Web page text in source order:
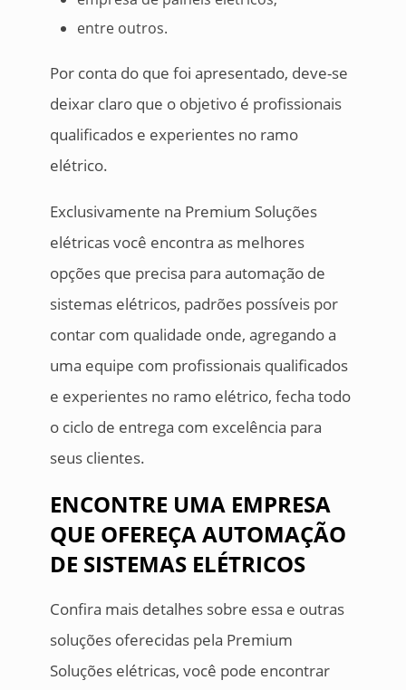
entre outros.
Por conta do que foi apresentado, deve-se
deixar claro que o objetivo é profissionais
qualificados e experientes no ramo
elétrico.
Exclusivamente na Premium Soluções
elétricas você encontra as melhores
opções que precisa para automação de
sistemas elétricos, padrões possíveis por
contar com qualidade onde, agregando a
uma equipe com profissionais qualificados
e experientes no ramo elétrico, fecha todo
o ciclo de entrega com excelência para
seus clientes.
ENCONTRE UMA EMPRESA
QUE OFEREÇA AUTOMAÇÃO
DE SISTEMAS ELÉTRICOS
Confira mais detalhes sobre essa e outras
soluções oferecidas pela Premium
Soluções elétricas, você pode encontrar